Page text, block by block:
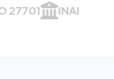
27701 INAI